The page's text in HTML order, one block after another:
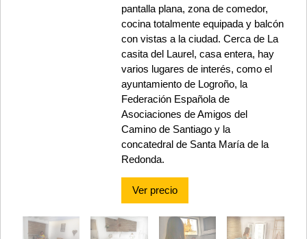
pantalla plana, zona de comedor,
cocina totalmente equipada y balcón
con vistas a la ciudad. Cerca de La
casita del Laurel, casa entera, hay
varios lugares de interés, como el
ayuntamiento de Logroño, la
Federación Española de
Asociaciones de Amigos del
Camino de Santiago y la
concatedral de Santa María de la
Redonda.
Ver precio